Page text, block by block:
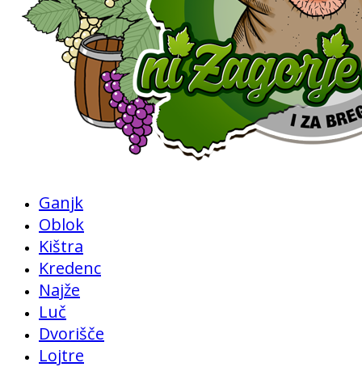
Ganjk
Oblok
Kištra
Kredenc
Najže
Luč
Dvorišče
Lojtre